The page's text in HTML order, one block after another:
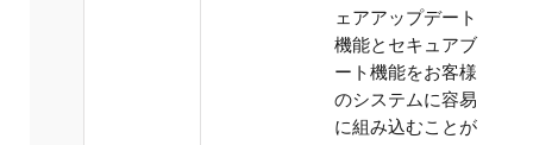
に強固な暗号ライ
ブラリを提供しま
す。
RXファミリ用の